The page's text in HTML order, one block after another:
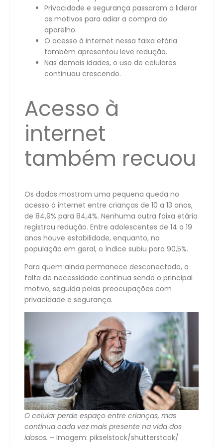
Privacidade e segurança passaram a liderar
os motivos para adiar a compra do
aparelho.
O acesso à internet nessa faixa etária
também apresentou leve redução.
Nas demais idades, o uso de celulares
continuou crescendo.
Acesso à
internet
também recuou
Os dados mostram uma pequena queda no
acesso à internet entre crianças de 10 a 13 anos,
de 84,9% para 84,4%. Nenhuma outra faixa etária
registrou redução. Entre adolescentes de 14 a 19
anos houve estabilidade, enquanto, na
população em geral, o índice subiu para 90,5%.
Para quem ainda permanece desconectado, a
falta de necessidade continua sendo o principal
motivo, seguida pelas preocupações com
privacidade e segurança.
O celular perde espaço entre crianças, mas
continua cada vez mais presente na vida dos
idosos. – Imagem: pikselstock/shutterstcok/